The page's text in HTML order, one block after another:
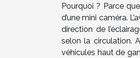
Pourquoi ? Parce
d’une mini caméra.
direction de
selon la circulation.
véhicules haut de